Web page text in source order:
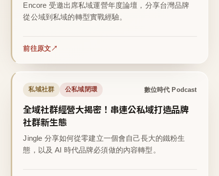
Encore 受邀出席私域運營年度論壇，分享台灣品牌
從公域到私域的轉型實戰經驗。
前往原文
私域社群 公私域閉環 數位時代 Podcast
全域社群經營大揭密！串連公私域打造品牌
社群新生態
Jingle 分享如何從零建立一個會自己長大的鐵粉生
態，以及 AI 時代品牌必須做的內容轉型。